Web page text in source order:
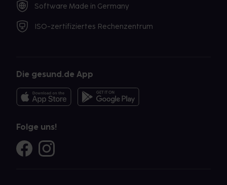
Software Made in Germany
ISO-zertifiziertes Rechenzentrum
Die gesund.de App
Folge uns!